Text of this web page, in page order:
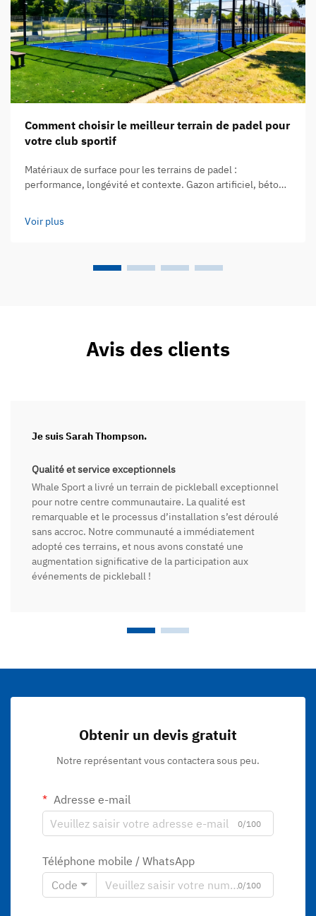
Comment choisir le meilleur terrain de padel pour
votre club sportif
Matériaux de surface pour les terrains de padel :
performance, longévité et contexte. Gazon artificiel, béton
différence en ce qui concerne la manière dont les joueurs…
Voir plus
Avis des clients
Je suis Sarah Thompson.
Qualité et service exceptionnels
Whale Sport a livré un terrain de pickleball exceptionnel
pour notre centre communautaire. La qualité est
remarquable et le processus d’installation s’est déroulé
sans accroc. Notre communauté a immédiatement
adopté ces terrains, et nous avons constaté une
augmentation significative de la participation aux
événements de pickleball !
Obtenir un devis gratuit
Notre représentant vous contactera sous peu.
Adresse e-mail
0/100
Téléphone mobile / WhatsApp
Code
0/100